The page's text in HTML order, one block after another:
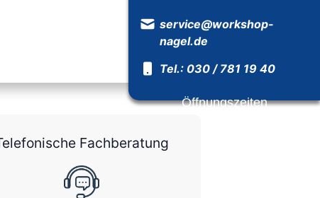
service@workshop-
nagel.de
Tel.: 030 / 781 19 40
Öffnungszeiten
Fachberatung